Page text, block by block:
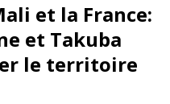
et la France:
et Takuba
le territoire